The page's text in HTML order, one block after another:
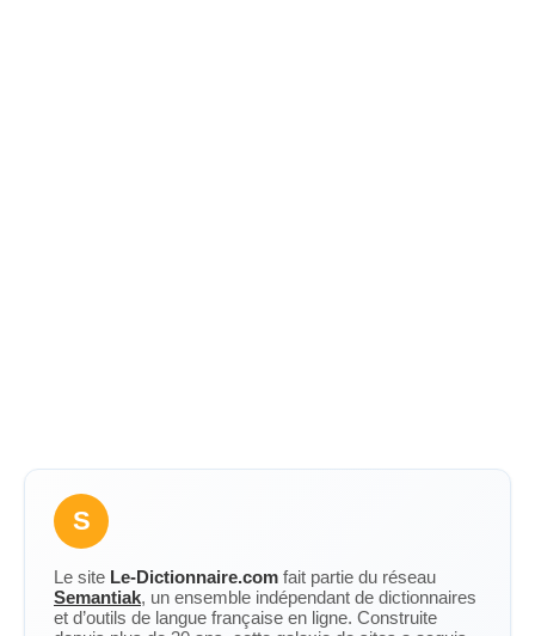
S
Le site Le-Dictionnaire.com fait partie du réseau
Semantiak, un ensemble indépendant de dictionnaires
et d’outils de langue française en ligne. Construite